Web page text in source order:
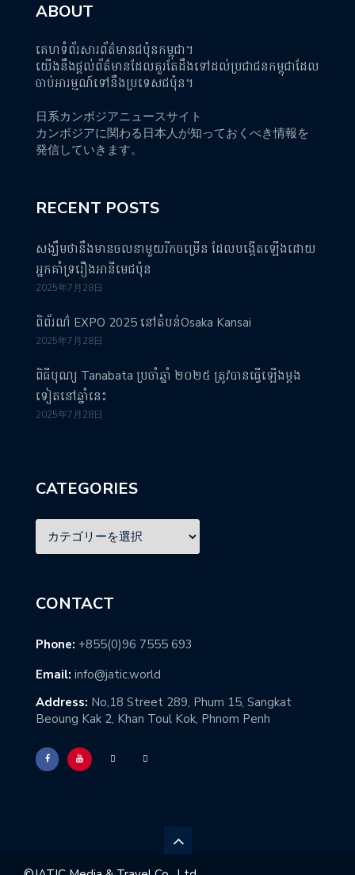
ABOUT
គេហទំព័រសារព័ត៌មានជប៉ុនកម្ពុជា។
យើងនឹងផ្តល់ព័ត៌មានដែលគួរតែដឹងទៅដល់ប្រជាជនកម្ពុជាដែល
ចាប់អារម្មណ៍ទៅនឹងប្រទេសជប៉ុន។
日系カンボジアニュースサイト
カンボジアに関わる日本人が知っておくべき情報を
発信していきます。
RECENT POSTS
សង្ឃឹមថានឹងមានចលនាមួយរីកចម្រើន ដែលបង្កើតឡើងដោយ
អ្នកគាំទ្ររឿងអានីមេជប៉ុន
2025年7月28日
ពិព័រណ៌ EXPO 2025 នៅតំបន់Osaka Kansai
2025年7月28日
ពិធីបុណ្យ Tanabata ប្រចាំឆ្នាំ ២០២៥ ត្រូវបានធ្វើឡើងម្តង
ទៀតនៅឆ្នាំនេះ
2025年7月28日
CATEGORIES
CONTACT
Phone: +855(0)96 7555 693
Email: info@jatic.world
Address: No,18 Street 289, Phum 15, Sangkat
Beoung Kak 2, Khan Toul Kok, Phnom Penh